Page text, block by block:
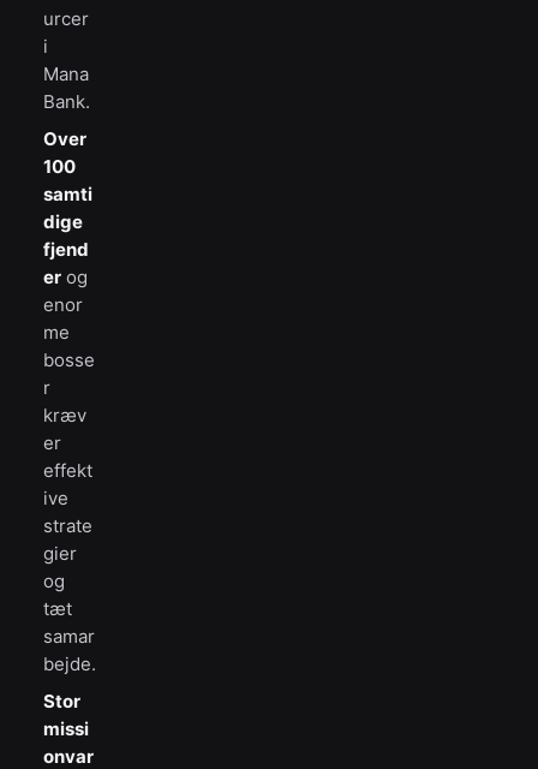
urcer
i
Mana
Bank.
Over
100
samti
dige
fjend
er og
enor
me
bosse
r
kræv
er
effekt
ive
strate
gier
og
tæt
samar
bejde.
Stor
missi
onvar